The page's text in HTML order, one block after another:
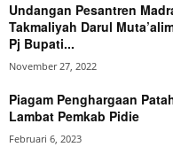
Undangan Pesantren
Takmaliyah Darul
Pj Bupati...
November 27, 2022
Piagam Penghargaan
Lambat Pemkab Pidie
Februari 6, 2023